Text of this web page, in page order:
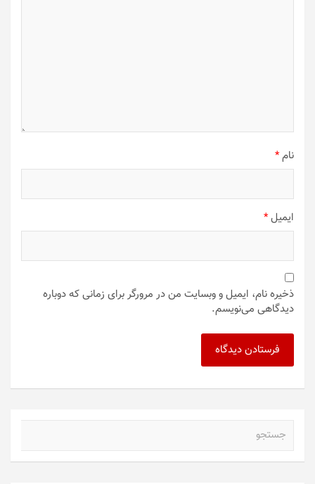
نام*
ایمیل*
ذخیره نام، ایمیل و وبسایت من در مرورگر برای زمانی که دوباره
دیدگاهی می‌نویسم.